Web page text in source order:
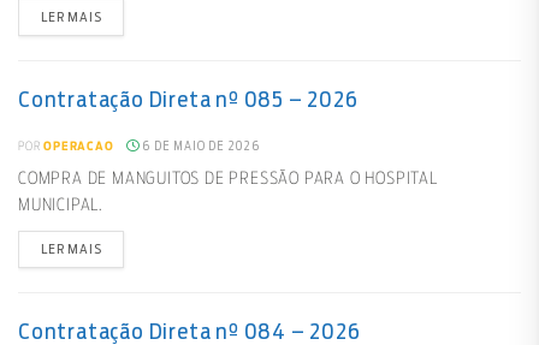
LER MAIS
Contratação Direta nº 085 – 2026
POR OPERACAO 6 DE MAIO DE 2026
COMPRA DE MANGUITOS DE PRESSÃO PARA O HOSPITAL
MUNICIPAL.
LER MAIS
Contratação Direta nº 084 – 2026